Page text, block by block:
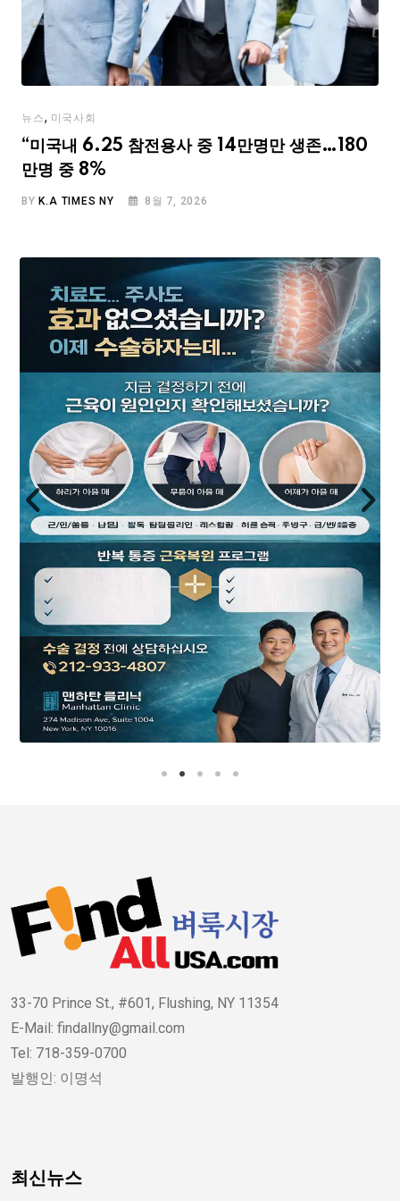
뉴스, 미국사회
“미국내 6.25 참전용사 중 14만명만 생존…180
만명 중 8%
BY K.A TIMES NY 8월 7, 2026
33-70 Prince St., #601, Flushing, NY 11354
E-Mail: findallny@gmail.com
Tel: 718-359-0700
발행인: 이명석
최신뉴스